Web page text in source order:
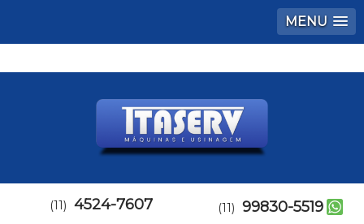
MENU
(11) 4524-7607 (11) 99830-5519